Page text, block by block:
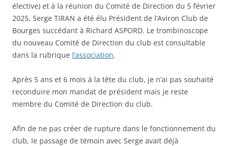
élective) et à la réunion du Comité de Direction du 5 février
2025, Serge TIRAN a été élu Président de l’Aviron Club de
Bourges succédant à Richard ASPORD. Le trombinoscope
du nouveau Comité de Direction du club est consultable
dans la rubrique l’association.
Après 5 ans et 6 mois à la tête du club, je n’ai pas souhaité
reconduire mon mandat de président mais je reste
membre du Comité de Direction du club.
Afin de ne pas créer de rupture dans le fonctionnement du
club, le passage de témoin avec Serge avait déjà